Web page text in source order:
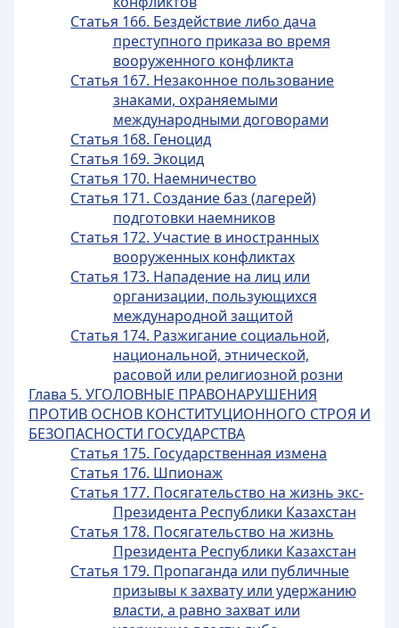
Статья 166. Бездействие либо дача
преступного приказа во время
вооруженного конфликта
Статья 167. Незаконное пользование
знаками, охраняемыми
международными договорами
Статья 168. Геноцид
Статья 169. Экоцид
Статья 170. Наемничество
Статья 171. Создание баз (лагерей)
подготовки наемников
Статья 172. Участие в иностранных
вооруженных конфликтах
Статья 173. Нападение на лиц или
организации, пользующихся
международной защитой
Статья 174. Разжигание социальной,
национальной, этнической,
расовой или религиозной розни
Глава 5. УГОЛОВНЫЕ ПРАВОНАРУШЕНИЯ
ПРОТИВ ОСНОВ КОНСТИТУЦИОННОГО СТРОЯ И
БЕЗОПАСНОСТИ ГОСУДАРСТВА
Статья 175. Государственная измена
Статья 176. Шпионаж
Статья 177. Посягательство на жизнь экс-
Президента Республики Казахстан
Статья 178. Посягательство на жизнь
Президента Республики Казахстан
Статья 179. Пропаганда или публичные
призывы к захвату или удержанию
власти, а равно захват или